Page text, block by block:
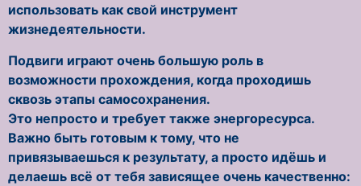
использовать как свой инструмент
жизнедеятельности.
Подвиги играют очень большую роль в
возможности прохождения, когда проходишь
сквозь этапы самосохранения.
Это непросто и требует также энергоресурса.
Важно быть готовым к тому, что не
привязываешься к результату, а просто идёшь и
делаешь всё от тебя зависящее очень качественно: